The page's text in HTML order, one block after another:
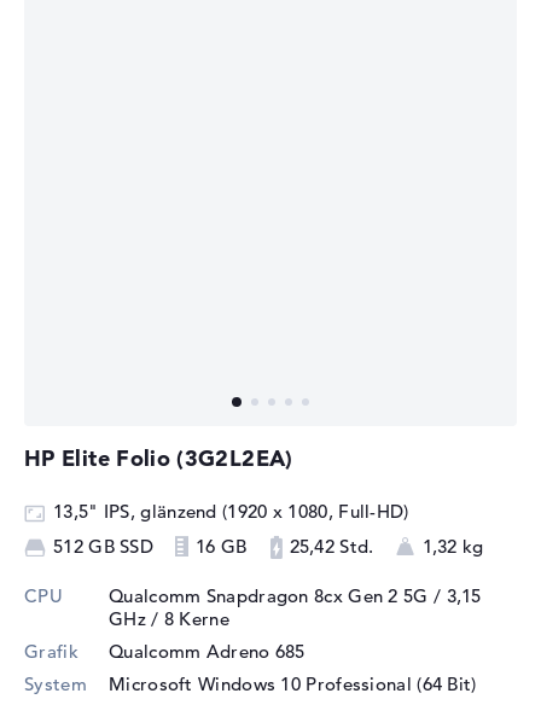
HP Elite Folio (3G2L2EA)
13,5" IPS, glänzend (1920 x 1080, Full-HD)
512 GB SSD
16 GB 25,42 Std. 1,32 kg
CPU
Qualcomm Snapdragon 8cx Gen 2 5G / 3,15
GHz/ 8 Kerne
Grafik
Qualcomm Adreno 685
System
Microsoft Windows 10 Professional (64 Bit)